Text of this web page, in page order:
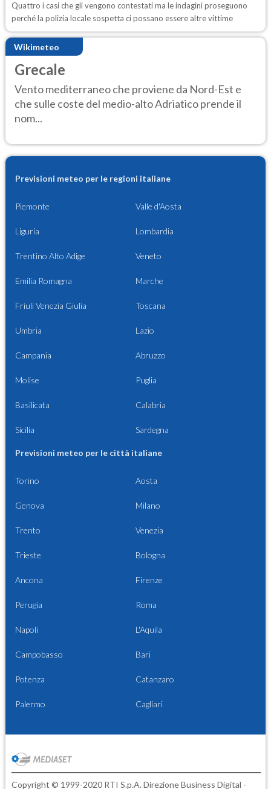
Quattro i casi che gli vengono contestati ma le indagini proseguono
perché la polizia locale sospetta ci possano essere altre vittime
Wikimeteo
Grecale
Vento mediterraneo che proviene da Nord-Est e
che sulle coste del medio-alto Adriatico prende il
nom...
Previsioni meteo per le regioni italiane
Piemonte Valle d'Aosta
Liguria Lombardia
Trentino Alto Adige Veneto
Emilia Romagna Marche
Friuli Venezia Giulia Toscana
Umbria Lazio
Campania Abruzzo
Molise Puglia
Basilicata Calabria
Sicilia Sardegna
Previsioni meteo per le città italiane
Torino Aosta
Genova Milano
Trento Venezia
Trieste Bologna
Ancona Firenze
Perugia Roma
Napoli L'Aquila
Campobasso Bari
Potenza Catanzaro
Palermo Cagliari
Copyright © 1999-2020 RTI S.p.A. Direzione Business Digital -